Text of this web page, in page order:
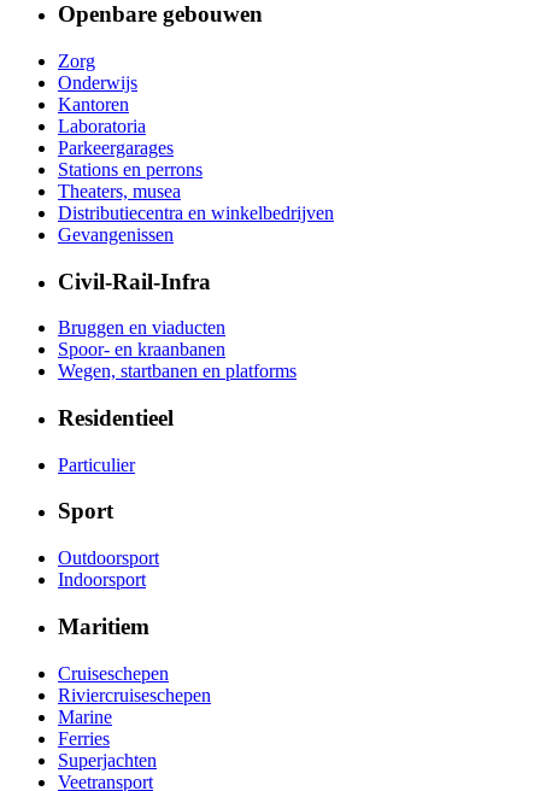
Openbare gebouwen
Zorg
Onderwijs
Kantoren
Laboratoria
Parkeergarages
Stations en perrons
Theaters, musea
Distributiecentra en winkelbedrijven
Gevangenissen
Civil-Rail-Infra
Bruggen en viaducten
Spoor- en kraanbanen
Wegen, startbanen en platforms
Residentieel
Particulier
Sport
Outdoorsport
Indoorsport
Maritiem
Cruiseschepen
Riviercruiseschepen
Marine
Ferries
Superjachten
Veetransport